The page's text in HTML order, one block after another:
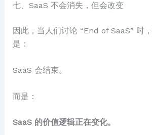
七、SaaS 不会消失，但会改变
因此，当人们讨论 “End of SaaS” 时
是：
SaaS 会结束。
而是：
SaaS 的价值逻辑正在变化。